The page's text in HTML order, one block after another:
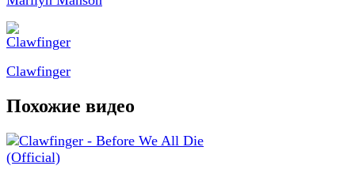
Clawfinger
Похожие видео